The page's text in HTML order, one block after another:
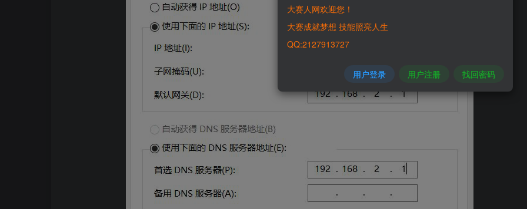
大赛人网欢迎您！
大赛成就梦想 技能照亮人生
QQ:2127913727
用户登录 用户注册 找回密码